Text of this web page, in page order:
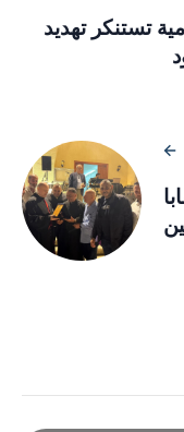
تستنكر تهديد